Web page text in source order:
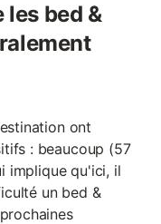
bed &
ont
: beaucoup (57
implique qu'ici, il
un bed &